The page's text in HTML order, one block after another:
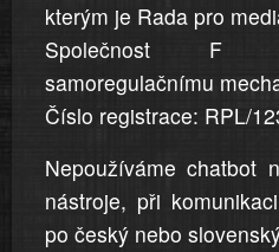
kterým je Rada pro
Společnost F
samoregulačnímu
Číslo registrace: RPL/
Nepoužíváme chatbot
nástroje, při
po český nebo